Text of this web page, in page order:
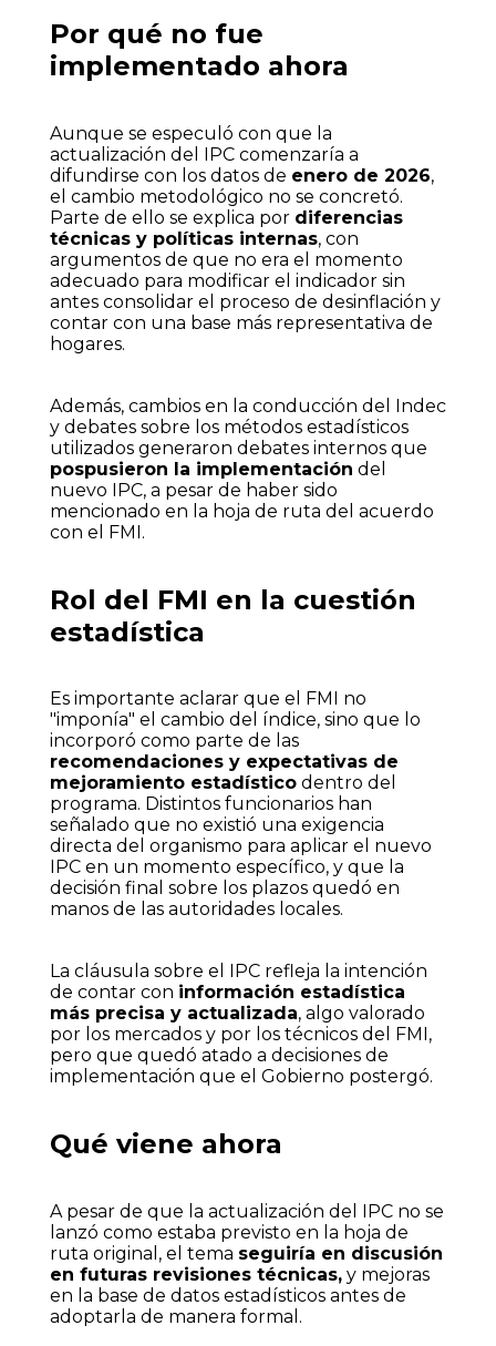
Por qué no fue
implementado ahora
Aunque se especuló con que la
actualización del IPC comenzaría a
difundirse con los datos de enero de 2026,
el cambio metodológico no se concretó.
Parte de ello se explica por diferencias
técnicas y políticas internas, con
argumentos de que no era el momento
adecuado para modificar el indicador sin
antes consolidar el proceso de desinflación y
contar con una base más representativa de
hogares.
Además, cambios en la conducción del Indec
y debates sobre los métodos estadísticos
utilizados generaron debates internos que
pospusieron la implementación del
nuevo IPC, a pesar de haber sido
mencionado en la hoja de ruta del acuerdo
con el FMI.
Rol del FMI en la cuestión
estadística
Es importante aclarar que el FMI no
"imponía" el cambio del índice, sino que lo
incorporó como parte de las
recomendaciones y expectativas de
mejoramiento estadísticodentro del
programa. Distintos funcionarios han
señalado que no existió una exigencia
directa del organismo para aplicar el nuevo
IPC en un momento específico, y que la
decisión final sobre los plazos quedó en
manos de las autoridades locales.
La cláusula sobre el IPC refleja la intención
de contar con información estadística
más precisa y actualizada, algo valorado
por los mercados y por los técnicos del FMI,
pero que quedó atado a decisiones de
implementación que el Gobierno postergó.
Qué viene ahora
A pesar de que la actualización del IPC no se
lanzó como estaba previsto en la hoja de
ruta original, el tema seguiría en discusión
en futuras revisiones técnicas,y mejoras
en la base de datos estadísticos antes de
adoptarla de manera formal.